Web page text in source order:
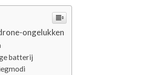
ongelukken
batterij